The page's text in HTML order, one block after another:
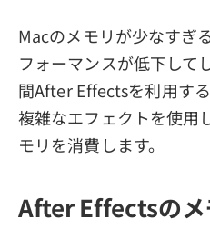
Macのメモリが少なすぎ
フォーマンスが低下して
間After Effectsを利用す
複雑なエフェクトを使用
モリを消費します。
After Effectsのメ